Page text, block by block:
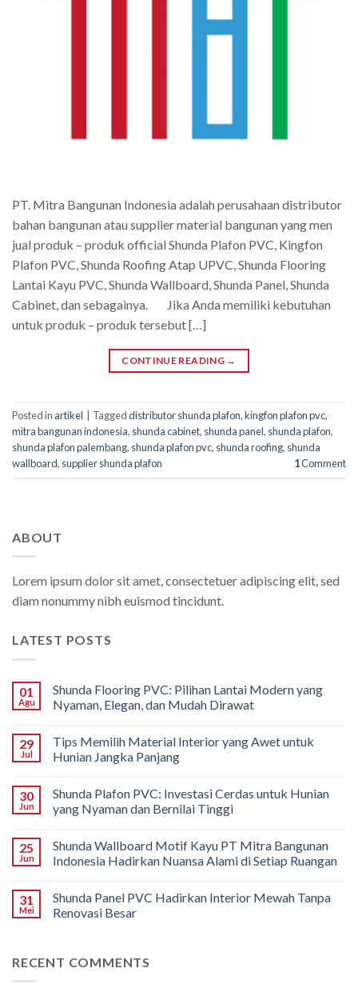
PT. Mitra Bangunan Indonesia adalah perusahaan distributor
bahan bangunan atau supplier material bangunan yang men
jual produk – produk official Shunda Plafon PVC, Kingfon
Plafon PVC, Shunda Roofing Atap UPVC, Shunda Flooring
Lantai Kayu PVC, Shunda Wallboard, Shunda Panel, Shunda
Cabinet, dan sebagainya. Jika Anda memiliki kebutuhan
untuk produk – produk tersebut […]
CONTINUE READING →
Posted in artikel Taggeddistributor shunda plafon,kingfon plafon pvc,
mitra bangunan indonesia, shunda cabinet, shunda panel, shunda plafon,
shunda plafon palembang, shunda plafon pvc, shunda roofing, shunda
wallboard, supplier shunda plafon 1Comment
ABOUT
Lorem ipsum dolor sit amet, consectetuer adipiscing elit, sed
diam nonummy nibh euismod tincidunt.
LATEST POSTS
01
Agu
Shunda Flooring PVC: Pilihan Lantai Modern yang
Nyaman, Elegan, dan Mudah Dirawat
29
Jul
Tips Memilih Material Interior yang Awet untuk
Hunian Jangka Panjang
30
Jun
Shunda Plafon PVC: Investasi Cerdas untuk Hunian
yang Nyaman dan Bernilai Tinggi
25
Jun
Shunda Wallboard Motif Kayu PT Mitra Bangunan
Indonesia Hadirkan Nuansa Alami di Setiap Ruangan
31
Mei
Shunda Panel PVC Hadirkan Interior Mewah Tanpa
Renovasi Besar
RECENT COMMENTS